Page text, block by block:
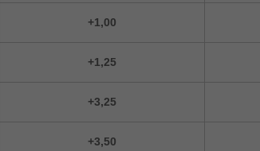
+1,00
+1,25
+3,25
+3,50